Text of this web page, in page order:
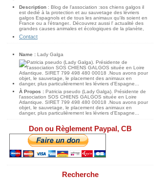
Description : Blog de l'association :sos chiens galgos il
est dedié à la protection et au sauvetage des lévriers
galgos Espagnols et de tous les animaux qu'ils soient en
France ou a l'étranger.. Découvrez aussi l' actualité des
grandes causes animales et écologiques de la planète,
Contact
Name : Lady Galga
À Propos : Patricia pseudo (Lady Galga). Présidente de
l'association SOS CHIENS GALGOS située en Loire
Atlantique. SIRET 799 498 480 00018 .Nous avons pour
objet, le sauvetage, le placement des animaux en
danger, plus particulièrement les lévriers d'Espagne...
Don ou Règlement Paypal, CB
Recherche